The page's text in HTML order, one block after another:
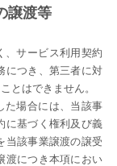
譲渡等
、サービス利用契約
につき、第三者に対
とはできません。
た場合には、当該事
に基づく権利及び義
当該事業譲渡の譲受
渡につき本項におい